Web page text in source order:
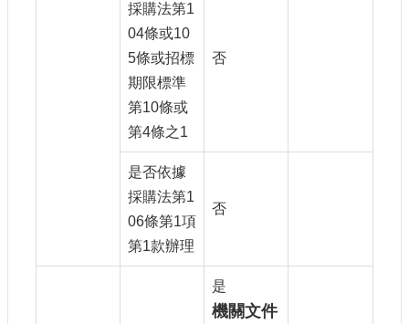
採購法第1
04條或10
5條或招標
期限標準
第10條或
第4條之1
否
是否依據
採購法第1
06條第1項
第1款辦理
否
是
機關文件